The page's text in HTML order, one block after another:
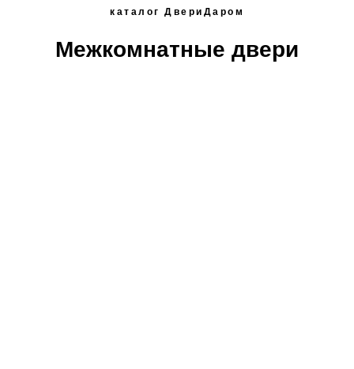
каталог ДвериДаром
Межкомнатные двери